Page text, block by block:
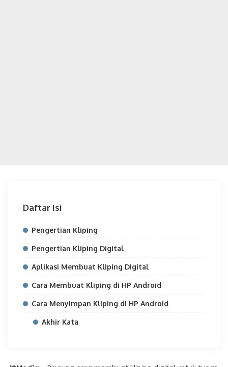
Daftar Isi
Pengertian Kliping
Pengertian Kliping Digital
Aplikasi Membuat Kliping Digital
Cara Membuat Kliping di HP Android
Cara Menyimpan Kliping di HP Android
Akhir Kata